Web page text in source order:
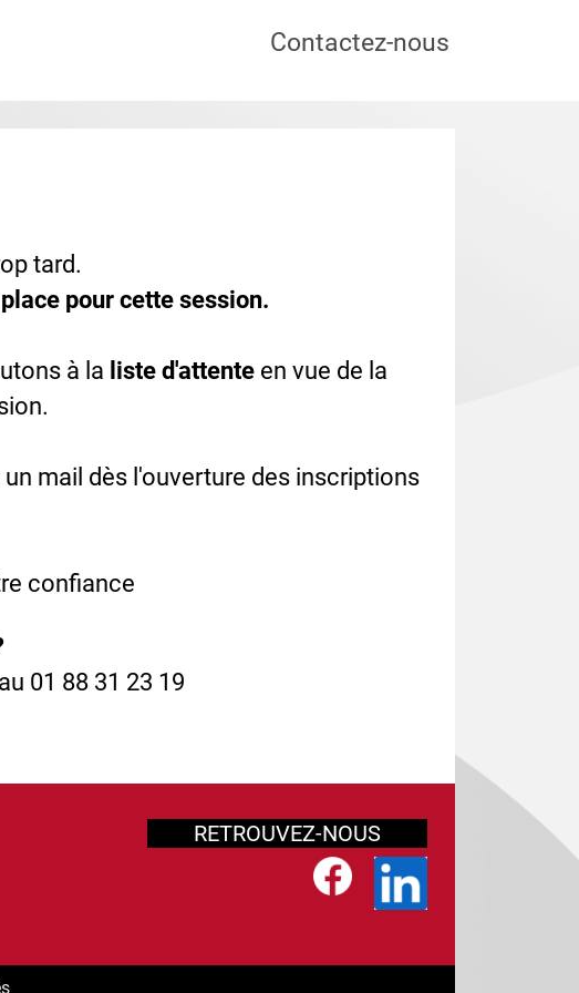
Contactez-nous
tard.
pour cette session.
à la liste d'attenteen vue de la
mail dès l'ouverture des inscriptions
confiance
01 88 31 23 19
RETROUVEZ-NOUS